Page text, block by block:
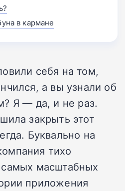
в кармане
себя на том,
а вы узнали об
Я — да, и не раз.
закрыть этот
Буквально на
тихо
масштабных
приложения